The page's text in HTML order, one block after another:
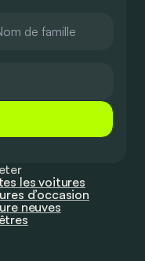
les voitures
d’occasion
neuves